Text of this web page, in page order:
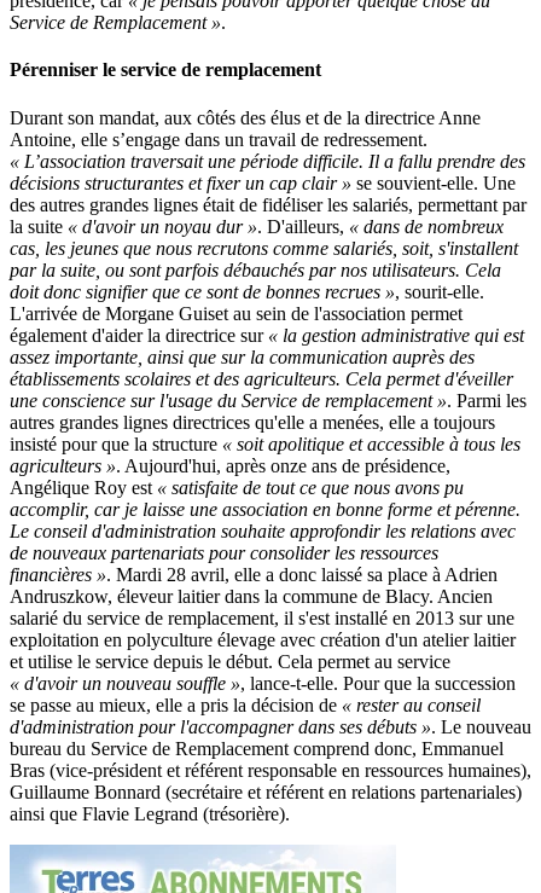
Service de Remplacement ».
Pérenniser le service de remplacement
Durant son mandat, aux côtés des élus et de la directrice Anne
Antoine, elle s’engage dans un travail de redressement.
« L’association traversait une période difficile. Il a fallu prendre des
décisions structurantes et fixer un cap clair » se souvient-elle. Une
des autres grandes lignes était de fidéliser les salariés, permettant par
la suite « d'avoir un noyau dur ». D'ailleurs, « dans de nombreux
cas, les jeunes que nous recrutons comme salariés, soit, s'installent
par la suite, ou sont parfois débauchés par nos utilisateurs. Cela
doit donc signifier que ce sont de bonnes recrues », sourit-elle.
L'arrivée de Morgane Guiset au sein de l'association permet
également d'aider la directrice sur « la gestion administrative qui est
assez importante, ainsi que sur la communication auprès des
établissements scolaires et des agriculteurs. Cela permet d'éveiller
une conscience sur l'usage du Service de remplacement ». Parmi les
autres grandes lignes directrices qu'elle a menées, elle a toujours
insisté pour que la structure « soit apolitique et accessible à tous les
agriculteurs ». Aujourd'hui, après onze ans de présidence,
Angélique Roy est « satisfaite de tout ce que nous avons pu
accomplir, car je laisse une association en bonne forme et pérenne.
Le conseil d'administration souhaite approfondir les relations avec
de nouveaux partenariats pour consolider les ressources
financières ». Mardi 28 avril, elle a donc laissé sa place à Adrien
Andruszkow, éleveur laitier dans la commune de Blacy. Ancien
salarié du service de remplacement, il s'est installé en 2013 sur une
exploitation en polyculture élevage avec création d'un atelier laitier
et utilise le service depuis le début. Cela permet au service
« d'avoir un nouveau souffle », lance-t-elle. Pour que la succession
se passe au mieux, elle a pris la décision de « rester au conseil
d'administration pour l'accompagner dans ses débuts ». Le nouveau
bureau du Service de Remplacement comprend donc, Emmanuel
Bras (vice-président et référent responsable en ressources humaines),
Guillaume Bonnard (secrétaire et référent en relations partenariales)
ainsi que Flavie Legrand (trésorière).